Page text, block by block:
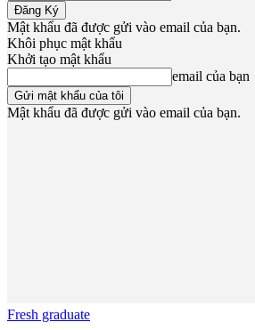
Mật khẩu đã được gửi vào email của bạn.
Khôi phục mật khẩu
Khởi tạo mật khẩu
email của bạn
Mật khẩu đã được gửi vào email của bạn.
Fresh graduate